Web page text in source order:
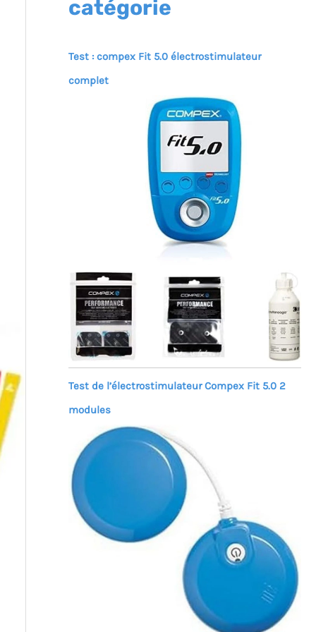
catégorie
Test : compex Fit 5.0 électrostimulateur
complet
Test de l’électrostimulateur Compex Fit 5.0 2
modules